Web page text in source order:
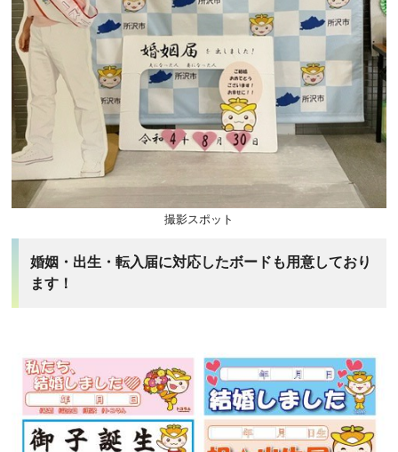
撮影スポット
婚姻・出生・転入届に対応したボードも用意しており
ます！